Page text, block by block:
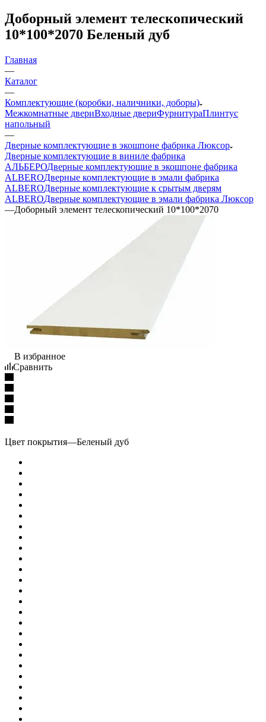
Доборный элемент телескопический
10*100*2070 Беленый дуб
Главная
—
Каталог
—
Комплектующие (коробки, наличники, доборы)
Межкомнатные двериВходные двериФурнитураПлинтус
напольный
—
Дверные комплектующие в экошпоне фабрика Люксор
Дверные комплектующие в виниле фабрика
АЛЬБЕРОДверные комплектующие в экошпоне фабрика
ALBEROДверные комплектующие в эмали фабрика
ALBEROДверные комплектующие к срытым дверям
ALBEROДверные комплектующие в эмали фабрика Люксор
—Доборный элемент телескопический 10*100*2070
В избранное
Сравнить
Цвет покрытия—Беленый дуб